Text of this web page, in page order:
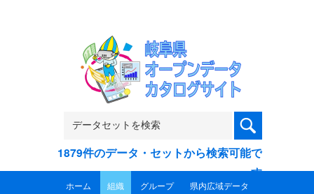
1879件のデータ・セットから検索可能で
す
ホーム 組織 グループ 県内広域データ